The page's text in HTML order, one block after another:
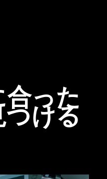
った
ける